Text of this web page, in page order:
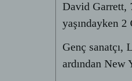
David Garrett,
yaşındayken
Genç
ardından